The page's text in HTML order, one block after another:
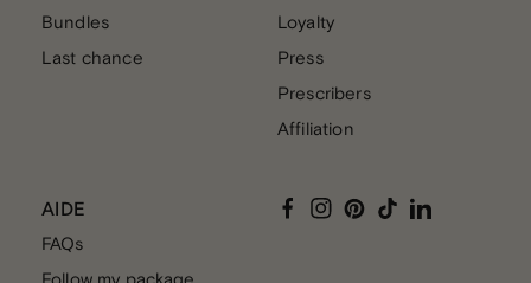
THE ESSENTIAL PROBIOTICS
Bundles
Last chance
Loyalty
Press
Prescribers
Affiliation
AIDE
FAQs
Facebook
Instagram
Pinterest
TikTok